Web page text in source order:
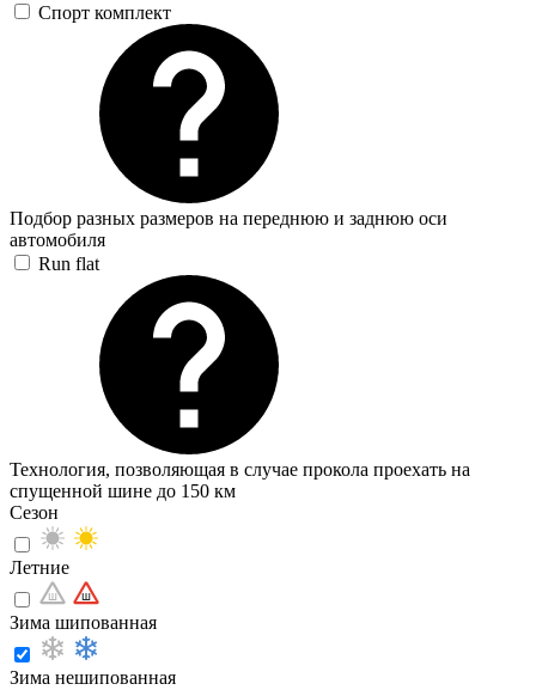
Спорт комплект
Подбор разных размеров на переднюю и заднюю оси
автомобиля
Run flat
Технология, позволяющая в случае прокола проехать на
спущенной шине до 150 км
Сезон
Летние
Зима шипованная
Зима нешипованная